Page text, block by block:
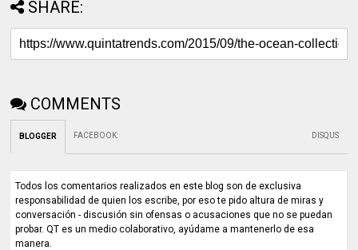
SHARE:
COMMENTS
BLOGGER FACEBOOK: DISQUS
Todos los comentarios realizados en este blog son de exclusiva
responsabilidad de quien los escribe, por eso te pido altura de miras y
conversación - discusión sin ofensas o acusaciones que no se puedan
probar. QT es un medio colaborativo, ayúdame a mantenerlo de esa
manera.